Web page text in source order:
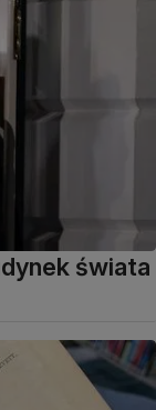
świata